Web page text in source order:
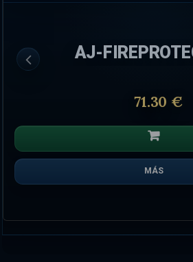
AJ-
71.30 €
MÁS